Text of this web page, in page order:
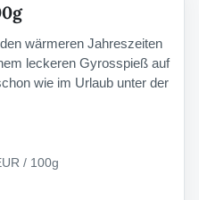
wärmeren Jahreszeiten
leckeren Gyrosspieß auf
wie im Urlaub unter der
/ 100g